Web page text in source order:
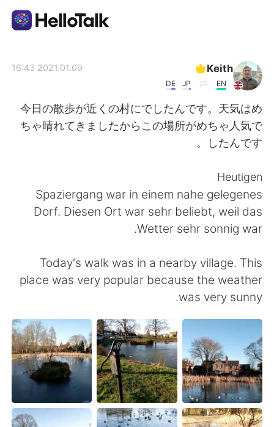
العربية
繁體中文 Español
日本語 한국어
Indonesia Italiano
Türkçe Tiếng Việt
Keith
EN
JP
DE
2021.01.09 16:43
今日の散歩が近くの村にでしたんです。天気はめ
ちゃ晴れてきましたからこの場所がめちゃ人気で
したんです。
Heutigen
Spaziergang war in einem nahe gelegenes
Dorf. Diesen Ort war sehr beliebt, weil das
Wetter sehr sonnig war.
Today's walk was in a nearby village. This
place was very popular because the weather
was very sunny.